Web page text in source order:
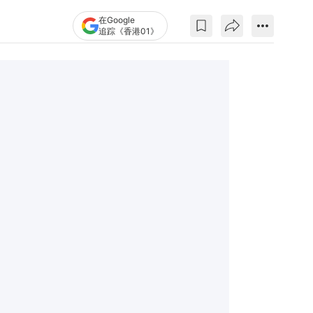
在Google
追踪《香港01》